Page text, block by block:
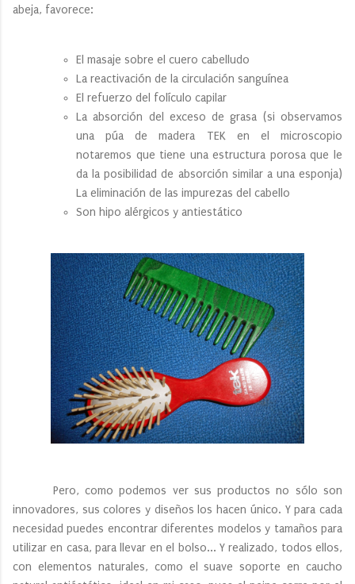
abeja, favorece:
El masaje sobre el cuero cabelludo
La reactivación de la circulación sanguínea
El refuerzo del folículo capilar
La absorción del exceso de grasa (si observamos
una púa de madera TEK en el microscopio
notaremos que tiene una estructura porosa que le
da la posibilidad de absorción similar a una esponja)
La eliminación de las impurezas del cabello
Son hipo alérgicos y antiestático
Pero, como podemos ver sus productos no sólo son
innovadores, sus colores y diseños los hacen único. Y para cada
necesidad puedes encontrar diferentes modelos y tamaños para
utilizar en casa, para llevar en el bolso... Y realizado, todos ellos,
con elementos naturales, como el suave soporte en caucho